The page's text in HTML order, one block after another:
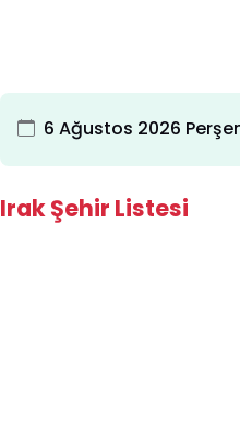
6 Ağustos 2026
Irak Şehir Listesi